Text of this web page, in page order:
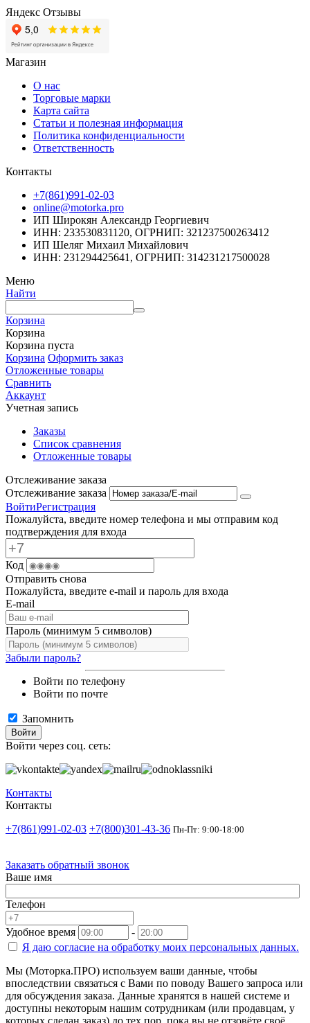
Яндекс Отзывы
Магазин
О нас
Торговые марки
Карта сайта
Статьи и полезная информация
Политика конфиденциальности
Ответственность
Контакты
+7(861)991-02-03
online@motorka.pro
ИП Широкян Александр Георгиевич
ИНН: 233530831120, ОГРНИП: 321237500263412
ИП Шеляг Михаил Михайлович
ИНН: 231294425641, ОГРНИП: 314231217500028
Меню
Найти
Корзина
Корзина
Корзина пуста
Корзина Оформить заказ
Отложенные товары
Сравнить
Аккаунт
Учетная запись
Заказы
Список сравнения
Отложенные товары
Отслеживание заказа
Отслеживание заказа
ВойтиРегистрация
Пожалуйста, введите номер телефона и мы отправим код
подтверждения для входа
Код
Отправить снова
Пожалуйста, введите e-mail и пароль для входа
E-mail
Пароль (минимум 5 символов)
Забыли пароль?
Войти по телефону
Войти по почте
Запомнить
Войти
Войти через соц. сеть:
Контакты
Контакты
+7(861)991-02-03 +7(800)301-43-36 Пн-Пт: 9:00-18:00
Заказать обратный звонок
Ваше имя
Телефон
Удобное время
-
Я даю согласие на обработку моих персональных данных.
Мы (Моторка.ПРО) используем ваши данные, чтобы
впоследствии связаться с Вами по поводу Вашего запроса или
для обсуждения заказа. Данные хранятся в нашей системе и
доступны некоторым нашим сотрудникам (или продавцам, у